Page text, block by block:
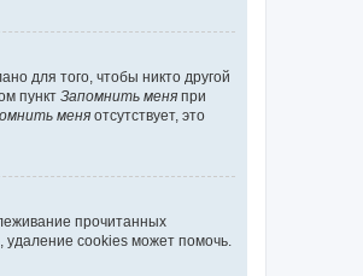
для того, чтобы никто другой
пункт Запомнить меня при
меня отсутствует, это
прочитанных
cookies может помочь.